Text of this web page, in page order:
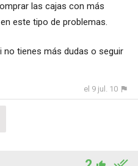
las cajas con más
este tipo de problemas.
no tienes más dudas o seguir
el 9 jul. 10